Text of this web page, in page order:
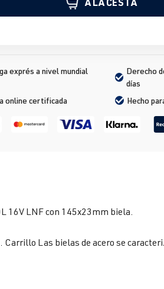
exprés a nivel mundial
Derecho
días
online certificada
Hecho
16V LNF con 145x23mm biela.
Las bielas de acero se